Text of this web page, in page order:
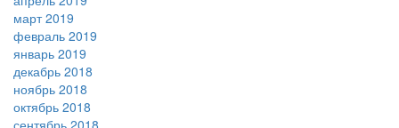
март 2019
февраль 2019
январь 2019
декабрь 2018
ноябрь 2018
октябрь 2018
сентябрь 2018